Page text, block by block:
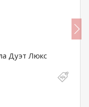
Дуэт Люкс